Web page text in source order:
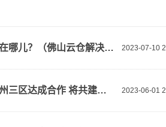
2023-07-10
佛山云仓地址在哪儿？（佛山云仓解决方案）
2023-06-01
【阿里云与广州三区达成合作 将共建新型算力基础设施、人工智能等】视频介绍